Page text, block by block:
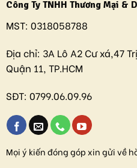
Công Ty TNHH Thương Mại &
MST: 0318058788
Địa chỉ: 3A Lô A2 Cư xá,47
Quận 11, TP.HCM
SĐT: 0799.06.09.96
Mọi ý kiến đóng góp xin gửi về